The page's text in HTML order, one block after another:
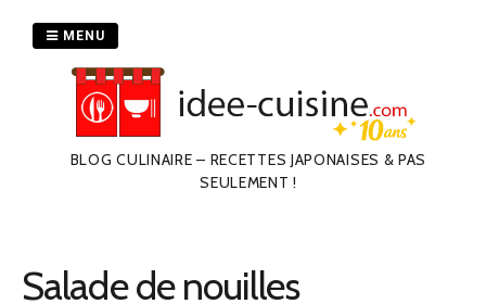
BLOG CULINAIRE – RECETTES JAPONAISES & PAS
SEULEMENT !
MENU
Salade de nouilles